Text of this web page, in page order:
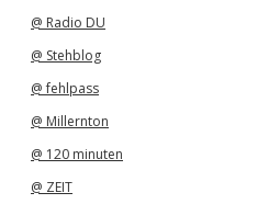
@ Radio DU
@ Stehblog
@ fehlpass
@ Millernton
@ 120 minuten
@ ZEIT